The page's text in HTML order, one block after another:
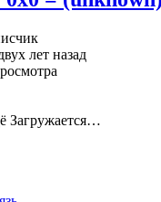
лет назад
Загружается…